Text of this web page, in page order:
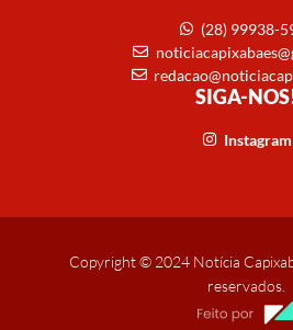
(28) 99938-
SIGA-
Instagram
Copyright © 2024 Notícia
reservados.